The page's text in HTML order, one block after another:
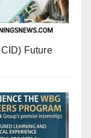
Future